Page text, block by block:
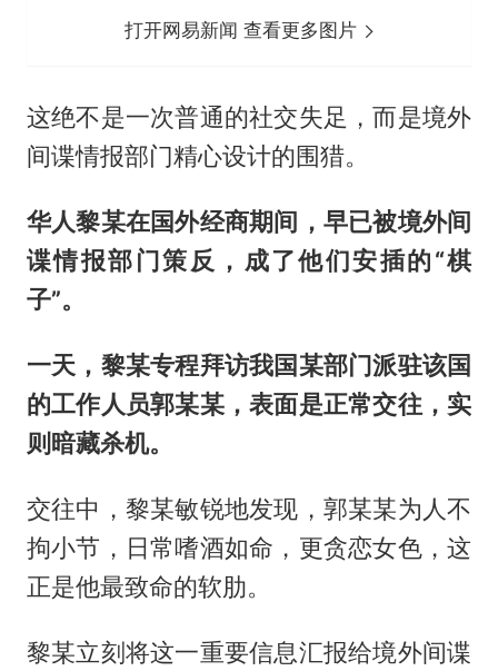
打开网易新闻 查看更多图片
这绝不是一次普通的社交失足，而是境外
间谍情报部门精心设计的围猎。
华人黎某在国外经商期间，早已被境外间
谍情报部门策反，成了他们安插的“棋
子”。
一天，黎某专程拜访我国某部门派驻该国
的工作人员郭某某，表面是正常交往，实
则暗藏杀机。
交往中，黎某敏锐地发现，郭某某为人不
拘小节，日常嗜酒如命，更贪恋女色，这
正是他最致命的软肋。
黎某立刻将这一重要信息汇报给境外间谍